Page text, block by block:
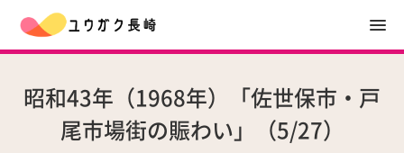
昭和43年（1968年）「佐世保市・戸
尾市場街の賑わい」（5/27）